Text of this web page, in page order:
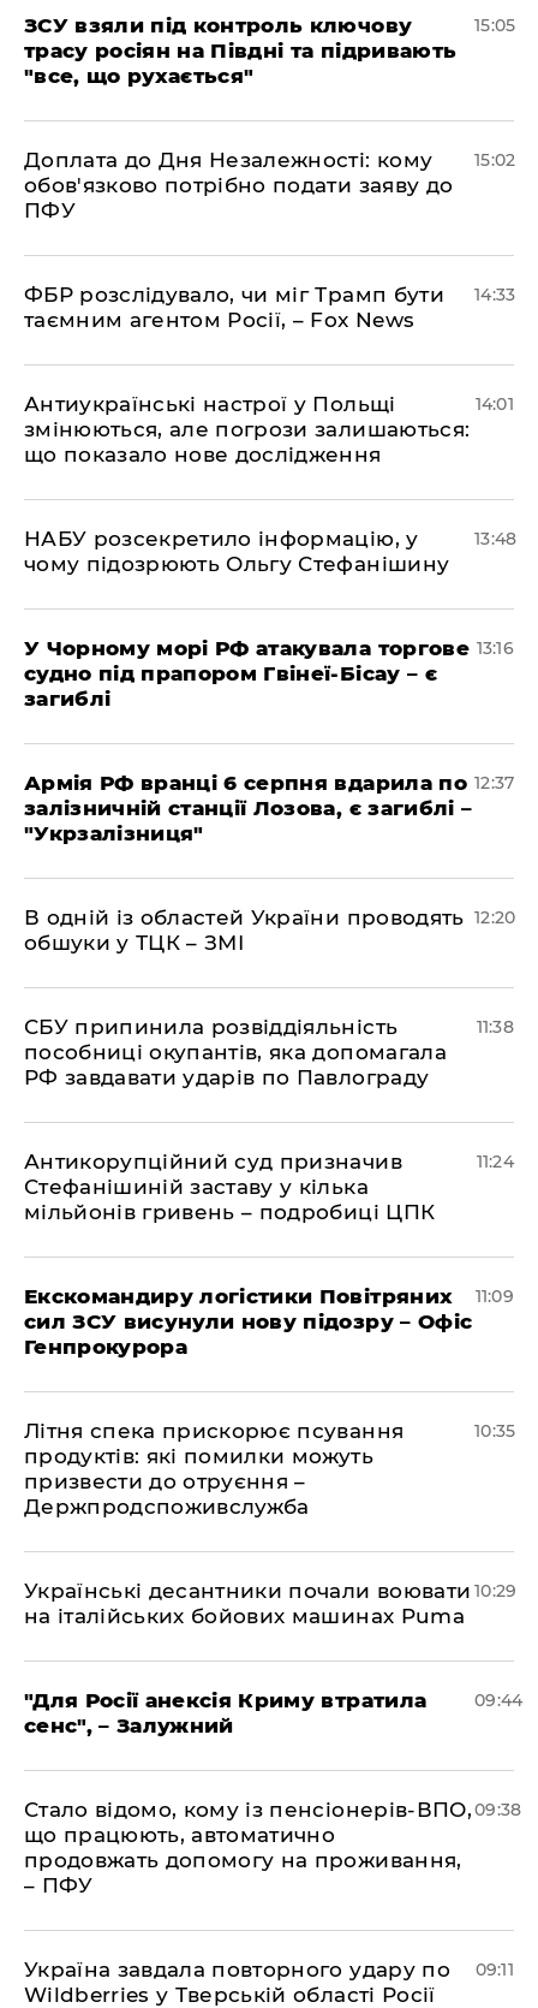
ЗСУ взяли під контроль ключову
трасу росіян на Півдні та підривають
"все, що рухається"
15:05
Доплата до Дня Незалежності: кому
обов'язково потрібно подати заяву до
ПФУ
15:02
ФБР розслідувало, чи міг Трамп бути
таємним агентом Росії, – Fox News
14:33
Антиукраїнські настрої у Польщі
змінюються, але погрози залишаються:
що показало нове дослідження
14:01
НАБУ розсекретило інформацію, у
чому підозрюють Ольгу Стефанішину
13:48
У Чорному морі РФ атакувала торгове
судно під прапором Гвінеї-Бісау – є
загиблі
13:16
Армія РФ вранці 6 серпня вдарила по
залізничній станції Лозова, є загиблі –
"Укрзалізниця"
12:37
В одній із областей України проводять
обшуки у ТЦК – ЗМІ
12:20
СБУ припинила розвіддіяльність
пособниці окупантів, яка допомагала
РФ завдавати ударів по Павлограду
11:38
Антикорупційний суд призначив
Стефанішиній заставу у кілька
мільйонів гривень – подробиці ЦПК
11:24
Екскомандиру логістики Повітряних
сил ЗСУ висунули нову підозру – Офіс
Генпрокурора
11:09
Літня спека прискорює псування
продуктів: які помилки можуть
призвести до отруєння –
Держпродспоживслужба
10:35
Українські десантники почали воювати
на італійських бойових машинах Puma
10:29
"Для Росії анексія Криму втратила
сенс", – Залужний
09:44
Стало відомо, кому із пенсіонерів-ВПО,
що працюють, автоматично
продовжать допомогу на проживання,
– ПФУ
09:38
Україна завдала повторного удару по
Wildberries у Тверській області Росії
09:11